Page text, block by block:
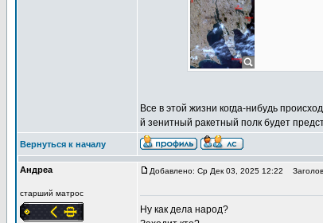
Все в этой жизни когда-нибудь
й зенитный ракетный полк будет
Вернуться к началу
Андреа
старший матрос
Добавлено: Ср Дек 03, 2025 12:22
Ну как дела народ?